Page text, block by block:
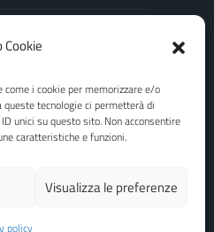
Cookie
i cookie per memorizzare e/o
tecnologie ci permetterà di
unici su questo sito. Non acconsentire
caratteristiche e funzioni.
Visualizza le preferenze
policy
Italia